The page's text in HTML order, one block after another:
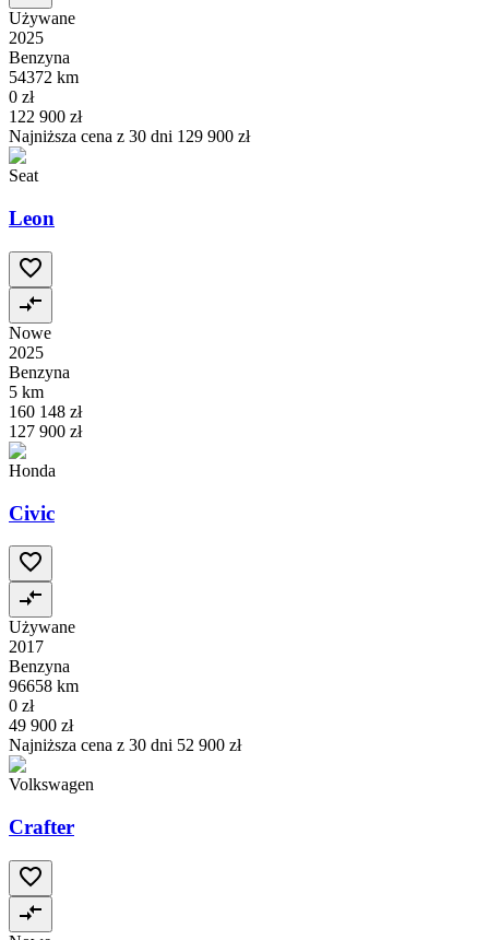
Używane
2025
Benzyna
54372 km
0 zł
122 900 zł
Najniższa cena z 30 dni 129 900 zł
Seat
Leon
Nowe
2025
Benzyna
5 km
160 148 zł
127 900 zł
Honda
Civic
Używane
2017
Benzyna
96658 km
0 zł
49 900 zł
Najniższa cena z 30 dni 52 900 zł
Volkswagen
Crafter